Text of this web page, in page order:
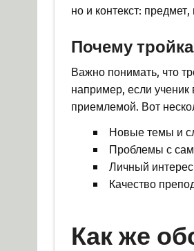
но и контекст:
Почему
Важно понимать, что
например, если
приемлемой. Вот
Новые темы и
Проблемы с
Личный
Качество
Как же